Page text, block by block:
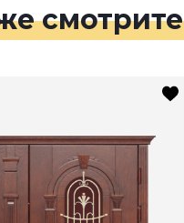
смотрите